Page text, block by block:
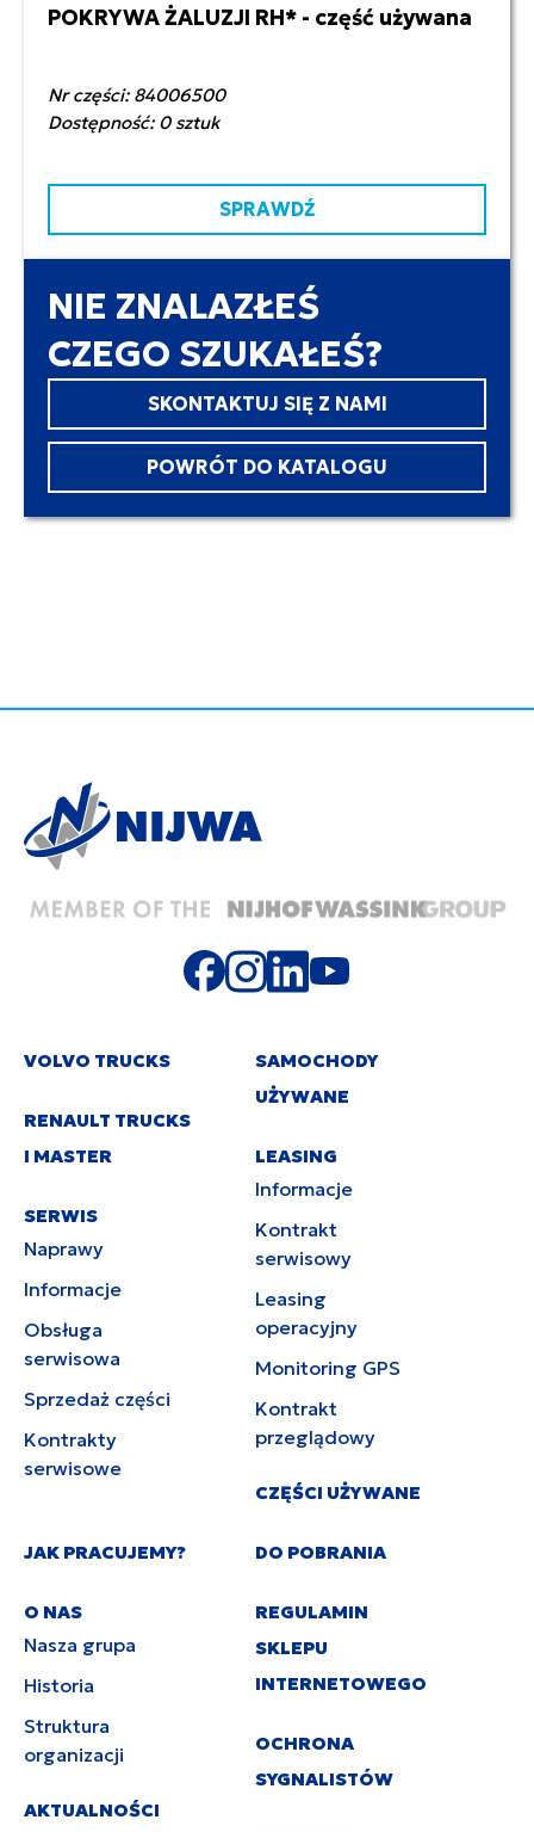
130,00 zł netto
POKRYWA ŻALUZJI RH* - część używana
Nr części: 84006500
Dostępność: 0 sztuk
SPRAWDŹ
NIE ZNALAZŁEŚ
CZEGO SZUKAŁEŚ?
SKONTAKTUJ SIĘ Z NAMI
POWRÓT DO KATALOGU
VOLVO TRUCKS
RENAULT TRUCKS
I MASTER
SERWIS
Naprawy
Informacje
Obsługa
serwisowa
Sprzedaż części
Kontrakty
serwisowe
SAMOCHODY
UŻYWANE
LEASING
Informacje
Kontrakt
serwisowy
Leasing
operacyjny
Monitoring GPS
Kontrakt
przeglądowy
CZĘŚCI UŻYWANE
JAK PRACUJEMY?
O NAS
Nasza grupa
Historia
Struktura
organizacji
AKTUALNOŚCI
DO POBRANIA
REGULAMIN
SKLEPU
INTERNETOWEGO
OCHRONA
SYGNALISTÓW